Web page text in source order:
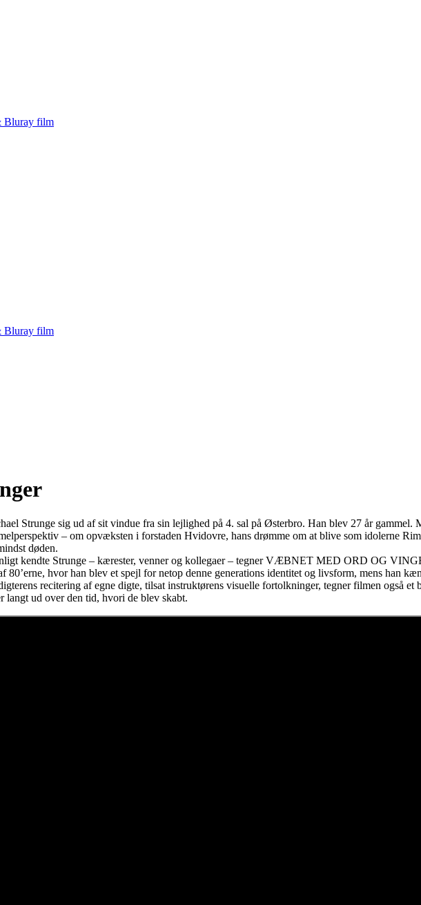
Bluray film
Bluray film
Strunge sig ud af sit vindue fra sin lejlighed på 4. sal på Østerbro. Han blev 27 år
– om opvæksten i forstaden Hvidovre, hans drømme om at blive som idolerne
døden.
kendte Strunge – kærester, venner og kollegaer – tegner VÆBNET MED ORD OG
80’erne, hvor han blev et spejl for netop denne generations identitet og livsform, mens han
recitering af egne digte, tilsat instruktørens visuelle fortolkninger, tegner filmen også et
ud over den tid, hvori de blev skabt.